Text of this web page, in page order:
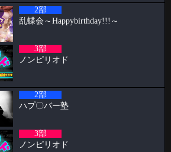
ます🦋 ハプニングバーのスタッフをしており
パンです🍞 お花見の季節になり 2人に1人がな
㊗️1年 すずブログ
ーを愛する女、すずです🔔🔔🔔 実は私、月
飲
2部
乱蝶会～Happybirthday!!!～
3部
ノンピリオド
2部
ハプ〇バー塾
3部
ノンピリオド